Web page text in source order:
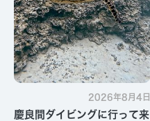
2026年8月4日
慶良間ダイビングに行って来